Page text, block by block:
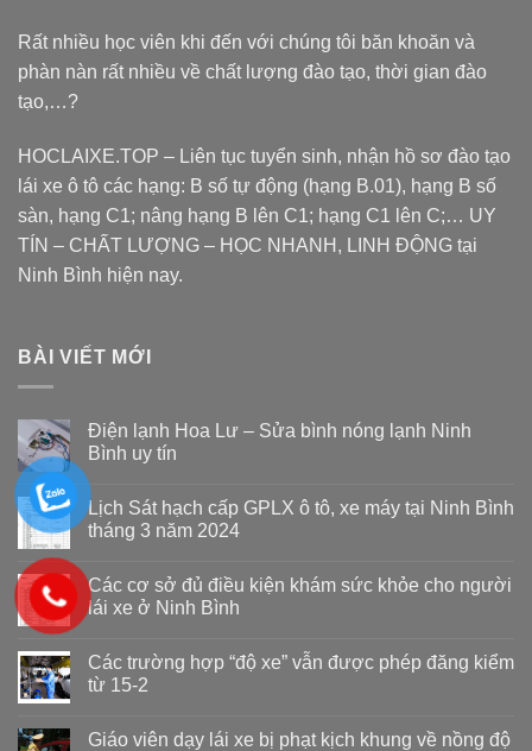
Rất nhiều học viên khi đến với chúng tôi băn khoăn và
phàn nàn rất nhiều về chất lượng đào tạo, thời gian đào
tạo,…?
HOCLAIXE.TOP – Liên tục tuyển sinh, nhận hồ sơ đào tạo
lái xe ô tô các hạng: B số tự động (hạng B.01), hạng B số
sàn, hạng C1; nâng hạng B lên C1; hạng C1 lên C;… UY
TÍN – CHẤT LƯỢNG – HỌC NHANH, LINH ĐỘNG tại
Ninh Bình hiện nay.
BÀI VIẾT MỚI
Điện lạnh Hoa Lư – Sửa bình nóng lạnh Ninh
Bình uy tín
Lịch Sát hạch cấp GPLX ô tô, xe máy tại Ninh Bình
tháng 3 năm 2024
Các cơ sở đủ điều kiện khám sức khỏe cho người
lái xe ở Ninh Bình
Các trường hợp “độ xe” vẫn được phép đăng kiểm
từ 15-2
Giáo viên dạy lái xe bị phạt kịch khung về nồng độ